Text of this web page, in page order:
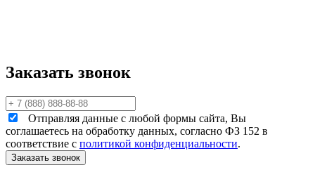
Заказать звонок
Отправляя данные с любой формы сайта, Вы
соглашаетесь на обработку данных, согласно ФЗ 152 в
соответствие с политикой конфиденциальности.